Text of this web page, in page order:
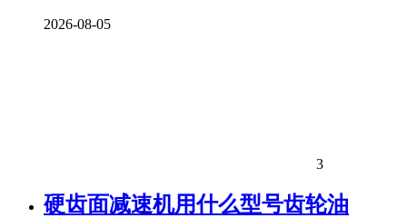
2026-08-05
3
硬齿面减速机用什么型号齿轮油